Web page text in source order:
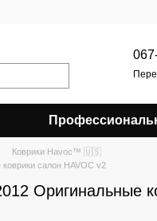
Коврики Havoc™ 🇺🇸
салон HAVOC v2
Оригинальные